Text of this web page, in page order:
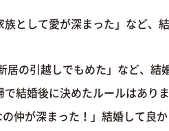
族として愛が深まった」など、
居の引越しでもめた」など、結
で結婚後に決めたルールはあり
の仲が深まった！」結婚して良